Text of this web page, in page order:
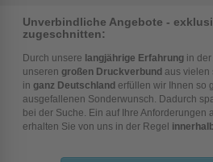
Unverbindliche Angebote -
zugeschnitten:
Durch unsere langjährige Erfahrung in
unseren großen Druckverbund aus vielen
in ganz Deutschland erfüllen wir Ihnen so
ausgefallenen Sonderwunsch. Dadurch
bei der Suche. Ein auf Ihre Anforderungen
erhalten Sie von uns in der Regel